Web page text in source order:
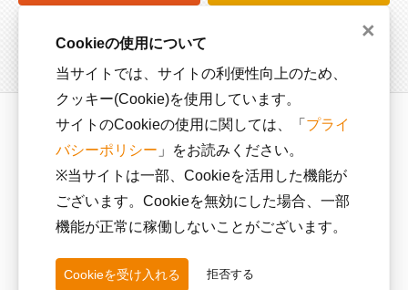
注文状況を確認（ログイン）
運営会社 利用規約
プライバシーポリシー
カスタマーハラスメントに
対する方針
特定商取引に関する法律に
基づく表記
SNS
×
Cookieの使用について
当サイトでは、サイトの利便性向上のため、
クッキー(Cookie)を使用しています。
サイトのCookieの使用に関しては、「 プライ
バシーポリシー 」をお読みください。
※当サイトは一部、Cookieを活用した機能が
ございます。Cookieを無効にした場合、一部
機能が正常に稼働しないことがございます。
Cookieを受け入れる 拒否する